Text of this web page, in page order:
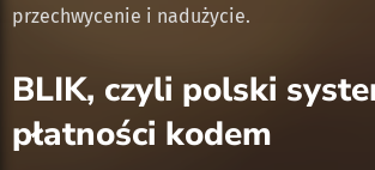
przechwycenie i nadużycie.
BLIK, czyli polski
płatności kodem